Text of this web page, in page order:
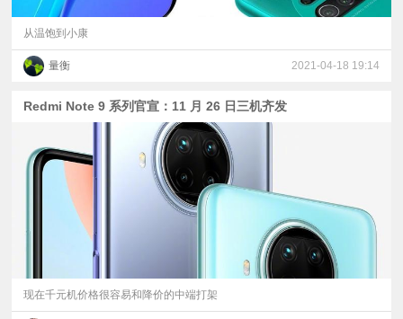
普从温饱到小康
量衡 2021-04-18 19:14
Redmi Note 9 系列官宣：11 月 26 日三机齐发
现在千元机价格很容易和降价的中端打架